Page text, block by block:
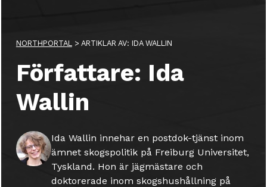
NORTHPORTAL > ARTIKLAR AV: IDA WALLIN
Författare: Ida
Wallin
Ida Wallin innehar en postdok-tjänst inom
ämnet skogspolitik på Freiburg Universitet,
Tyskland. Hon är jägmästare och
doktorerade inom skogshushållning på